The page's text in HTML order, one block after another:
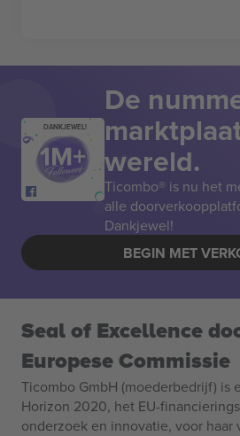
DANKJEWEL!
De
wereld.
Ticombo® is nu het
alle
Dankjewel!
BEGIN MET
Seal of Excellence
Europese Commissie
Ticombo GmbH (moederbedrijf) is
Horizon 2020, het EU-
onderzoek en innovatie, voor haar